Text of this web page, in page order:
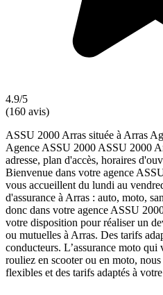
4.9/5
(160 avis)
ASSU 2000 Arras située à Arras
Agence ASSU 2000 ASSU 2000
adresse, plan d'accès, horaires
Bienvenue dans votre agence
vous accueillent du lundi au
d'assurance à Arras : auto, moto,
donc dans votre agence ASSU
votre disposition pour réaliser un
ou mutuelles à Arras. Des tarifs
conducteurs. L’assurance moto
rouliez en scooter ou en moto,
flexibles et des tarifs adaptés à